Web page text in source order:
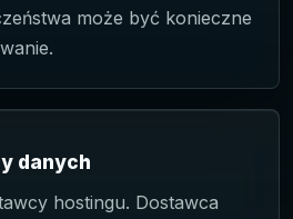
może być konieczne
danych
hostingu. Dostawca